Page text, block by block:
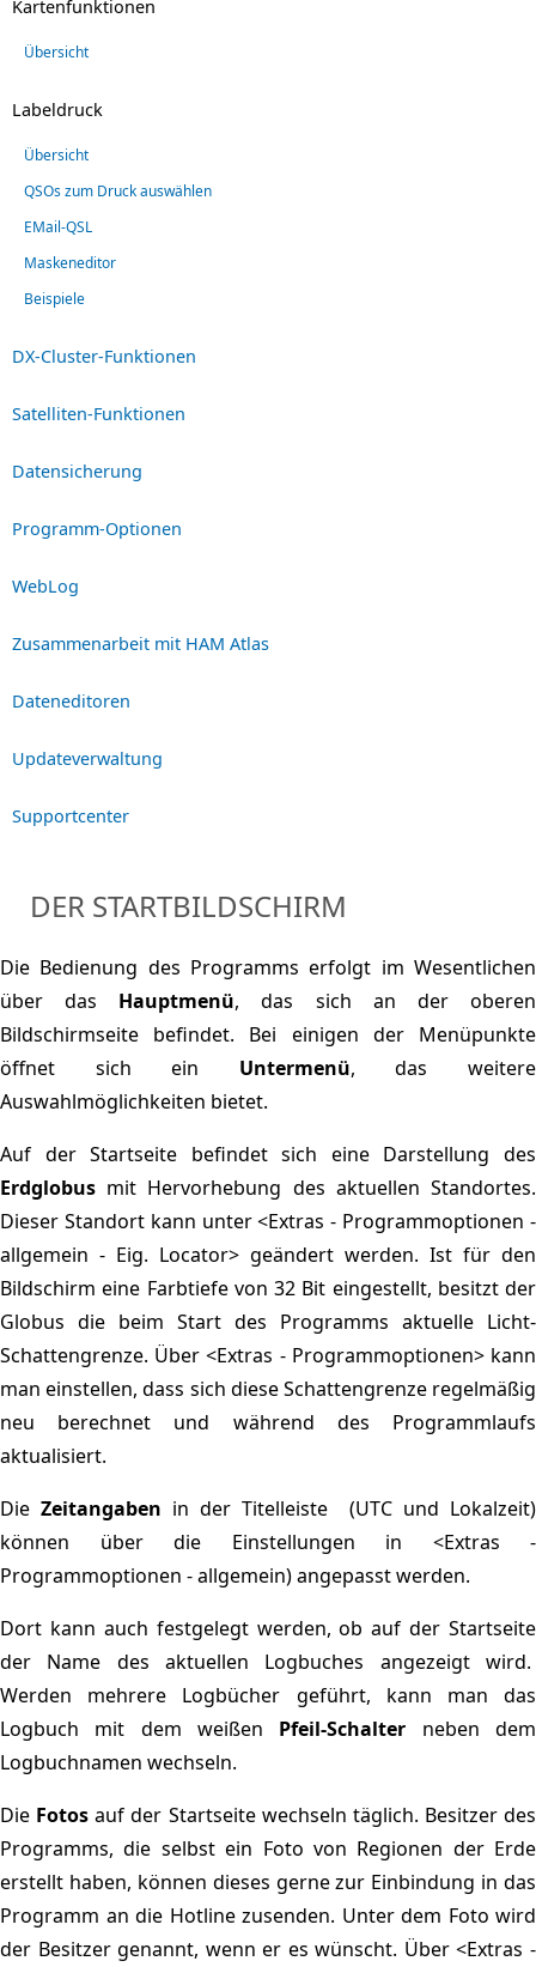
Kartenfunktionen
Übersicht
Labeldruck
Übersicht
QSOs zum Druck auswählen
EMail-QSL
Maskeneditor
Beispiele
DX-Cluster-Funktionen
Satelliten-Funktionen
Datensicherung
Programm-Optionen
WebLog
Zusammenarbeit mit HAM Atlas
Dateneditoren
Updateverwaltung
Supportcenter
DER STARTBILDSCHIRM
Die Bedienung des Programms erfolgt im Wesentlichen
über das Hauptmenü, das sich an der oberen
Bildschirmseite befindet. Bei einigen der Menüpunkte
öffnet sich ein Untermenü, das weitere
Auswahlmöglichkeiten bietet.
Auf der Startseite befindet sich eine Darstellung des
Erdglobus mit Hervorhebung des aktuellen Standortes.
Dieser Standort kann unter <Extras - Programmoptionen -
allgemein - Eig. Locator> geändert werden. Ist für den
Bildschirm eine Farbtiefe von 32 Bit eingestellt, besitzt der
Globus die beim Start des Programms aktuelle Licht-
Schattengrenze. Über <Extras - Programmoptionen> kann
man einstellen, dass sich diese Schattengrenze regelmäßig
neu berechnet und während des Programmlaufs
aktualisiert.
Die Zeitangaben in der Titelleiste
(UTC und Lokalzeit)
können über die Einstellungen in <Extras -
Programmoptionen - allgemein) angepasst werden.
Dort kann auch festgelegt werden, ob auf der Startseite
der Name des aktuellen Logbuches angezeigt wird.
Werden mehrere Logbücher geführt, kann man das
Logbuch mit dem weißen Pfeil-Schalter neben dem
Logbuchnamen wechseln.
Die Fotos auf der Startseite wechseln täglich. Besitzer des
Programms, die selbst ein Foto von Regionen der Erde
erstellt haben, können dieses gerne zur Einbindung in das
Programm an die Hotline zusenden. Unter dem Foto wird
der Besitzer genannt, wenn er es wünscht. Über <Extras -